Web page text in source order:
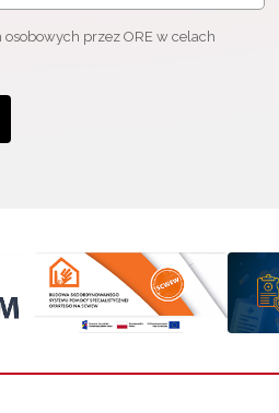
przez ORE w celach